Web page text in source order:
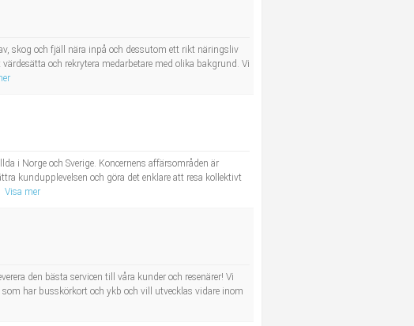
skog och fjäll nära inpå och dessutom ett rikt näringsliv
och rekrytera medarbetare med olika bakgrund. Vi
i Norge och Sverige. Koncernens affärsområden är
kundupplevelsen och göra det enklare att resa kollektivt
Visa mer
den bästa servicen till våra kunder och resenärer! Vi
har busskörkort och ykb och vill utvecklas vidare inom